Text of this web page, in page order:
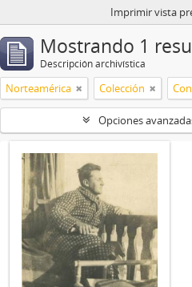
Imprimir vista
Mostrando 1
Descripción archivística
Norteamérica Colección
Opciones